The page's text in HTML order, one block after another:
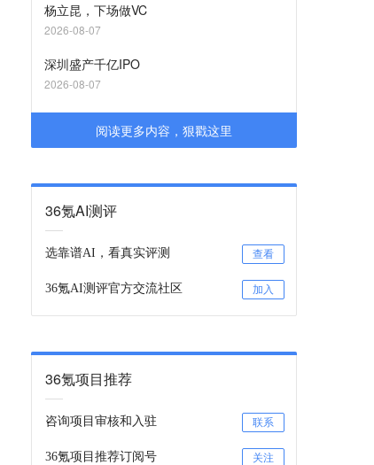
杨立昆，下场做VC
2026-08-07
深圳盛产千亿IPO
2026-08-07
阅读更多内容，狠戳这里
36氪AI测评
选靠谱AI，看真实评测 查看
36氪AI测评官方交流社区 加入
36氪项目推荐
咨询项目审核和入驻 联系
36氪项目推荐订阅号 关注